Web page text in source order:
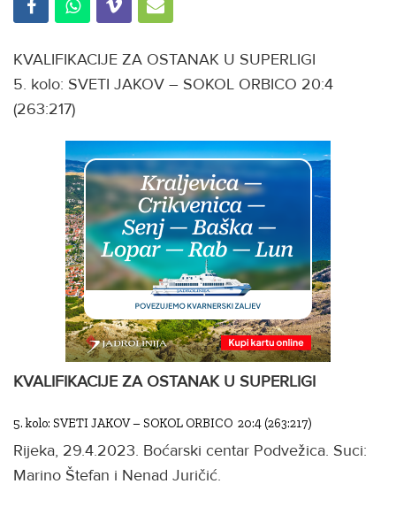
KVALIFIKACIJE ZA OSTANAK U SUPERLIGI
5. kolo: SVETI JAKOV – SOKOL ORBICO 20:4
(263:217)
KVALIFIKACIJE ZA OSTANAK U SUPERLIGI
5. kolo: SVETI JAKOV – SOKOL ORBICO 20:4 (263:217)
Rijeka, 29.4.2023. Boćarski centar Podvežica. Suci:
Marino Štefan i Nenad Juričić.